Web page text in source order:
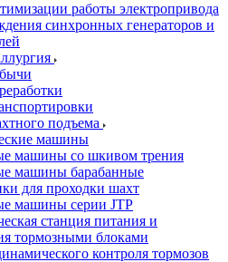
работы электропривода
синхронных генераторов и
подъема
машины
машины со шкивом трения
машины барабанные
для проходки шахт
машины серии JTP
станция питания и
тормозными блоками
контроля тормозов